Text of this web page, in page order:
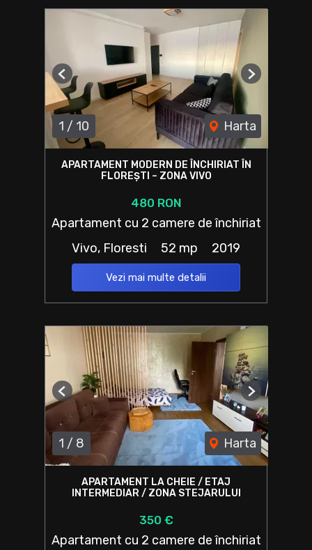
1 / 10 Harta
Previous Next
APARTAMENT MODERN DE ÎNCHIRIAT ÎN
FLOREȘTI – ZONA VIVO
480 RON
Apartament cu 2 camere de închiriat
Vivo, Floresti
52 mp 2019
Vezi mai multe detalii
1 / 8 Harta
Previous Next
APARTAMENT LA CHEIE / ETAJ
INTERMEDIAR / ZONA STEJARULUI
350 €
Apartament cu 2 camere de închiriat